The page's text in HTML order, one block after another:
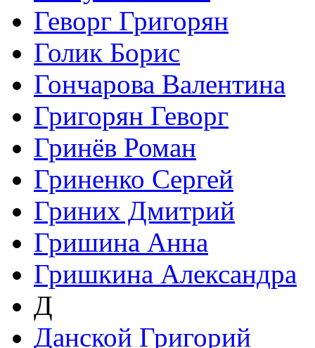
Геворг Григорян
Голик Борис
Гончарова Валентина
Григорян Геворг
Гринёв Роман
Гриненко Сергей
Гриних Дмитрий
Гришина Анна
Гришкина Александра
Д
Данской Григорий